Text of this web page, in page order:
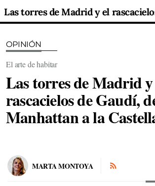
OPINIÓN
El arte de habitar
Las torres de Madrid
rascacielos de Gaudí,
Manhattan a la
MARTA MONTOYA